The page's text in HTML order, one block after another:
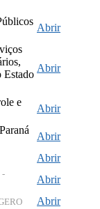
Abrir
Estado
Abrir
e
Abrir
Abrir
Abrir
-
Abrir
Abrir